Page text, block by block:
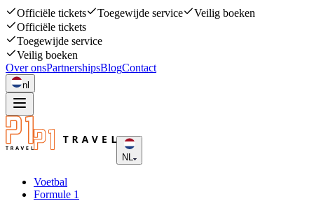
Officiële tickets Toegewijde service
Veilig boeken
Officiële tickets
Toegewijde service
Veilig boeken
Over onsPartnershipsBlogContact
nl
NL
Voetbal
Formule 1